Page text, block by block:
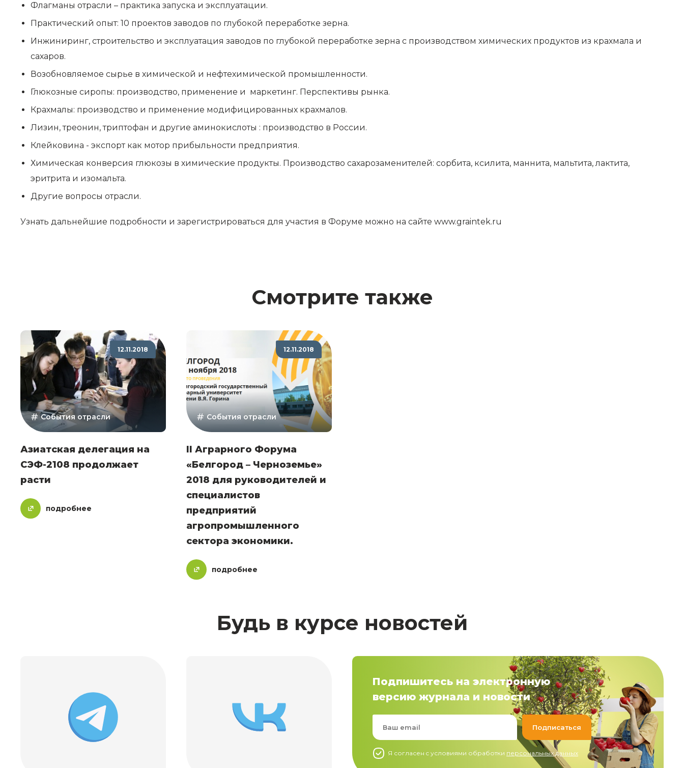
Флагманы отрасли – практика запуска и эксплуатации.
Практический опыт: 10 проектов заводов по глубокой переработке зерна.
Инжиниринг, строительство и эксплуатация заводов по глубокой переработке зерна с производством химических продуктов из крахмала и
сахаров.
Возобновляемое сырье в химической и нефтехимической промышленности.
Глюкозные сиропы: производство, применение и маркетинг. Перспективы рынка.
Крахмалы: производство и применение модифицированных крахмалов.
Лизин, треонин, триптофан и другие аминокислоты : производство в России.
Клейковина - экспорт как мотор прибыльности предприятия.
Химическая конверсия глюкозы в химические продукты. Производство сахарозаменителей: сорбита, ксилита, маннита, мальтита, лактита,
эритрита и изомальта.
Другие вопросы отрасли.
Узнать дальнейшие подробности и зарегистрироваться для участия в Форуме можно на сайте www.graintek.ru
Смотрите также
12.11.2018
События отрасли
Азиатская делегация на
СЭФ-2108 продолжает
расти
подробнее
12.11.2018
События отрасли
II Аграрного Форума
«Белгород – Черноземье»
2018 для руководителей и
специалистов
предприятий
агропромышленного
сектора экономики.
подробнее
Будь в курсе новостей
Подпишитесь на электронную
версию журнала и новости
Я согласен c условиями обработки персональных данных